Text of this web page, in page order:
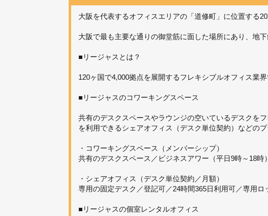
大阪を代表するオフィスエリアの「道修町」に位置する
大阪で最も主要な通りの御堂筋に面した場所にあり、地
■リージャスとは？
120ヶ国で4,000拠点を展開するフレキシブルオフィス業
■リージャスのコワーキングスペース
共有のデスクスペースやラウンジの空いているデスクを
を利用できるシェアオフィス（デスク単位契約）などのプ
・コワーキングスペース（メンバーシップ）
共有のデスクスペース／ビジネスアワー（平日9時～18時
・シェアオフィス（デスク単位契約／月額）
専用の固定デスク／登記可／24時間365日利用可／専用ロ
■リージャスの個室レンタルオフィス